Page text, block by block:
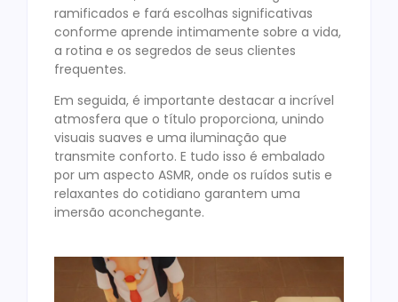
ramificados e fará escolhas significativas
conforme aprende intimamente sobre a vida,
a rotina e os segredos de seus clientes
frequentes.
Em seguida, é importante destacar a incrível
atmosfera que o título proporciona, unindo
visuais suaves e uma iluminação que
transmite conforto. E tudo isso é embalado
por um aspecto ASMR, onde os ruídos sutis e
relaxantes do cotidiano garantem uma
imersão aconchegante.